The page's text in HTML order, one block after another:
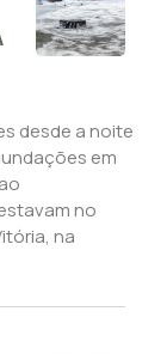
desde a noite
em
no
na